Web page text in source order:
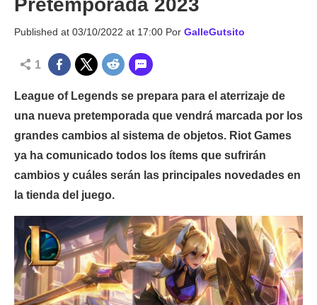
Pretemporada 2023
Published at 03/10/2022 at 17:00 Por GalleGutsito
1
League of Legends se prepara para el aterrizaje de
una nueva pretemporada que vendrá marcada por los
grandes cambios al sistema de objetos. Riot Games
ya ha comunicado todos los ítems que sufrirán
cambios y cuáles serán las principales novedades en
la tienda del juego.